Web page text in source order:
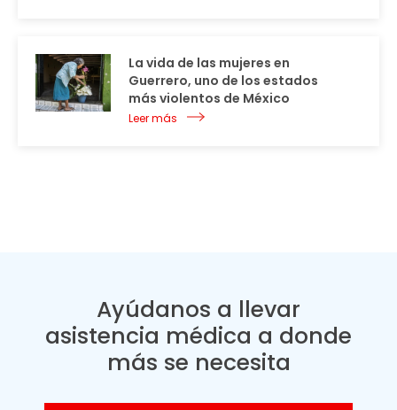
La vida de las mujeres en
Guerrero, uno de los estados
más violentos de México
Leer más
Ayúdanos a llevar
asistencia médica a donde
más se necesita